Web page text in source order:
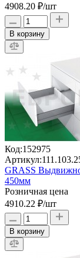
4908.20 ₽/шт
В корзину
Код:152975
Артикул:
GRASS
450мм
Розничная цена
4910.22 ₽/шт
В корзину